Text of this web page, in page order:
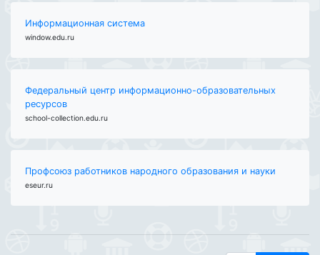
Информационная система
window.edu.ru
Федеральный центр информационно-образовательных
ресурсов
school-collection.edu.ru
Профсоюз работников народного образования и науки
eseur.ru